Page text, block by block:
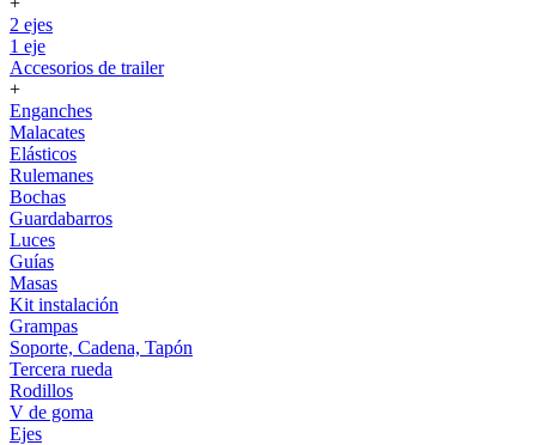
2 ejes
1 eje
Accesorios de trailer
+
Enganches
Malacates
Elásticos
Rulemanes
Bochas
Guardabarros
Luces
Guías
Masas
Kit instalación
Grampas
Soporte, Cadena, Tapón
Tercera rueda
Rodillos
V de goma
Ejes